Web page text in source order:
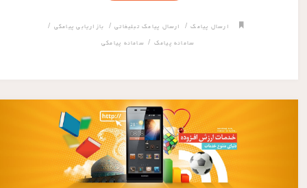
ارسال پیامک/ ارسال پیامک تبلیغاتی/ بازاریابی پیامکی/
سامانه پیامک/ سامانه پیامکی